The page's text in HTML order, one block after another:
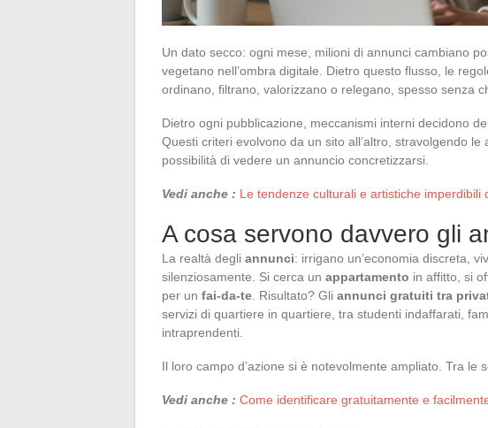
Un dato secco: ogni mese, milioni di annunci cambiano
vegetano nell’ombra digitale. Dietro questo flusso, le
ordinano, filtrano, valorizzano o relegano, spesso senza
Dietro ogni pubblicazione, meccanismi interni decidono
Questi criteri evolvono da un sito all’altro, stravolgendo
possibilità di vedere un annuncio concretizzarsi.
Vedi anche : Le tendenze culturali e artistiche imperdibili
A cosa servono davvero gli
La realtà degli annunci: irrigano un’economia discreta,
silenziosamente. Si cerca un appartamento in affitto, si
per un fai-da-te . Risultato? Gli annunci gratuiti tra
servizi di quartiere in quartiere, tra studenti indaffarati,
intraprendenti.
Il loro campo d’azione si è notevolmente ampliato. Tra le
Vedi anche : Come identificare gratuitamente e